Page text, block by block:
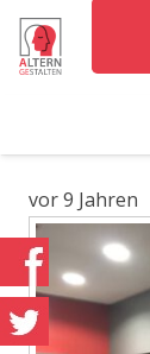
vor 9 Jahren